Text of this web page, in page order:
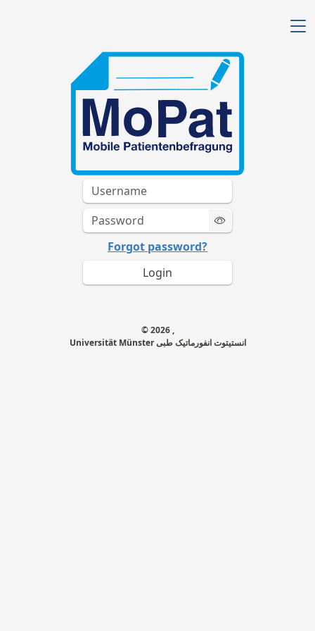
Forgot password?
Login
© 2026 ,
Universität Münster انستيتوت انفورماتيک طبی